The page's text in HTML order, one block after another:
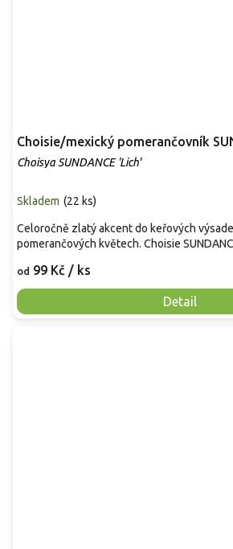
Choisie/mexický pomerančovník
Choisya SUNDANCE 'Lich'
Skladem (22 ks)
od 99 Kč / ks
Detail
Celoročně zlatý akcent do keřových
pomerančových květech. Choisie